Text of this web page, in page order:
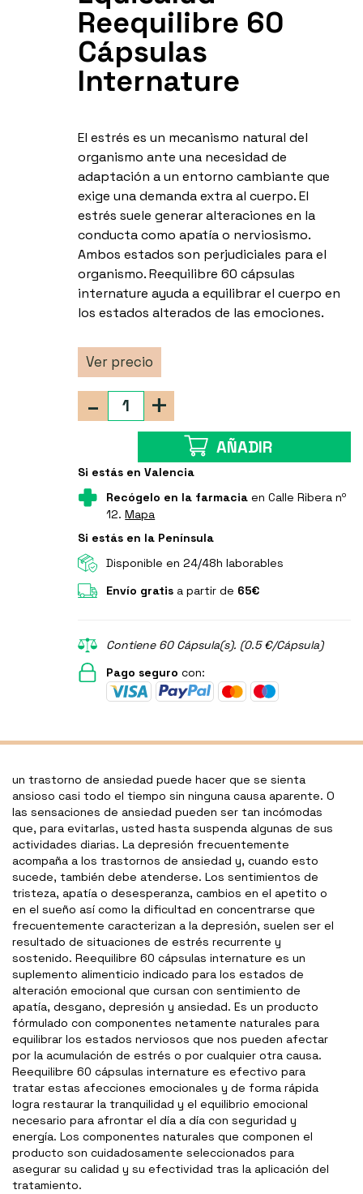
Reequilibre 60
Cápsulas
Internature
El estrés es un mecanismo natural del
organismo ante una necesidad de
adaptación a un entorno cambiante que
exige una demanda extra al cuerpo. El
estrés suele generar alteraciones en la
conducta como apatía o nerviosismo.
Ambos estados son perjudiciales para el
organismo. Reequilibre 60 cápsulas
internature ayuda a equilibrar el cuerpo en
los estados alterados de las emociones.
Ver precio
+
-
AÑADIR
Si estás en Valencia
Recógelo en la farmacia en Calle Ribera nº
12.Mapa
Si estás en la Península
Disponible en 24/48h laborables
Envío gratis a partir de 65€
Contiene 60 Cápsula(s). (0.5 €/Cápsula)
Pago seguro con:
un trastorno de ansiedad puede hacer que se sienta
ansioso casi todo el tiempo sin ninguna causa aparente. O
las sensaciones de ansiedad pueden ser tan incómodas
que, para evitarlas, usted hasta suspenda algunas de sus
actividades diarias. La depresión frecuentemente
acompaña a los trastornos de ansiedad y, cuando esto
sucede, también debe atenderse. Los sentimientos de
tristeza, apatía o desesperanza, cambios en el apetito o
en el sueño así como la dificultad en concentrarse que
frecuentemente caracterizan a la depresión, suelen ser el
resultado de situaciones de estrés recurrente y
sostenido. Reequilibre 60 cápsulas internature es un
suplemento alimenticio indicado para los estados de
alteración emocional que cursan con sentimiento de
apatía, desgano, depresión y ansiedad. Es un producto
fórmulado con componentes netamente naturales para
equilibrar los estados nerviosos que nos pueden afectar
por la acumulación de estrés o por cualquier otra causa.
Reequilibre 60 cápsulas internature es efectivo para
tratar estas afecciones emocionales y de forma rápida
logra restaurar la tranquilidad y el equilibrio emocional
necesario para afrontar el día a día con seguridad y
energía. Los componentes naturales que componen el
producto son cuidadosamente seleccionados para
asegurar su calidad y su efectividad tras la aplicación del
tratamiento.